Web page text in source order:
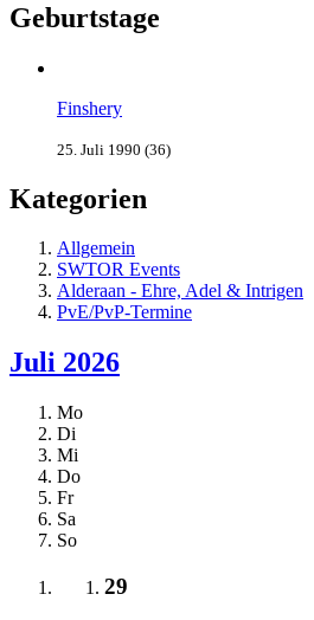
Geburtstage
Finshery
25. Juli 1990 (36)
Kategorien
Allgemein
SWTOR Events
Alderaan - Ehre, Adel & Intrigen
PvE/PvP-Termine
Juli 2026
Mo
Di
Mi
Do
Fr
Sa
So
29